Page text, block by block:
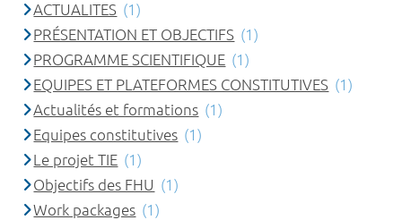
ACTUALITES (1)
PRÉSENTATION ET OBJECTIFS (1)
PROGRAMME SCIENTIFIQUE (1)
EQUIPES ET PLATEFORMES CONSTITUTIVES (1)
Actualités et formations (1)
Equipes constitutives (1)
Le projet TIE (1)
Objectifs des FHU (1)
Work packages (1)